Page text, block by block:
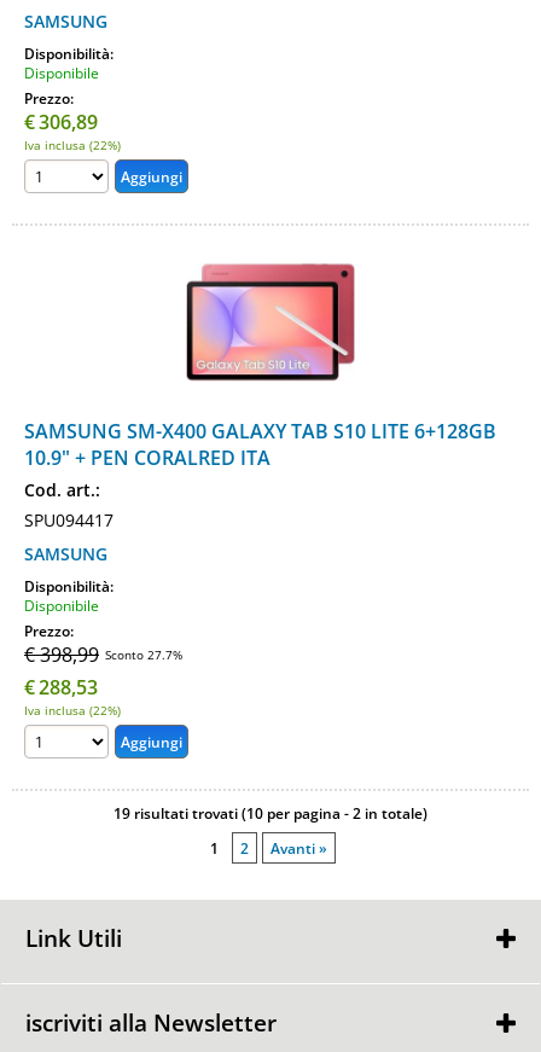
SAMSUNG
Disponibilità:
Disponibile
Prezzo:
€306,89
Iva inclusa (22%)
SAMSUNG SM-X400 GALAXY TAB S10 LITE 6+128GB
10.9" + PEN CORALRED ITA
Cod. art.:
SPU094417
SAMSUNG
Disponibilità:
Disponibile
Prezzo:
€ 398,99 Sconto 27.7%
€288,53
Iva inclusa (22%)
19 risultati trovati (10 per pagina - 2 in totale)
1
2 Avanti »
Link Utili
Contattaci
iscriviti alla Newsletter